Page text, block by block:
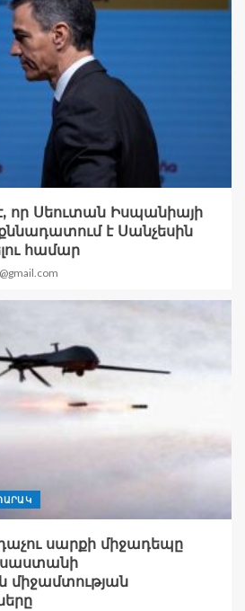
որ Սեուտան Իսպանիայի
է Սանչեսին
համար
սարքի միջադեպը
միջամտության